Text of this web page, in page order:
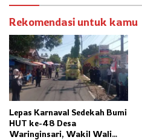
Rekomendasi untuk kamu
Lepas Karnaval Sedekah Bumi
HUT ke-48 Desa
Waringinsari, Wakil Wali